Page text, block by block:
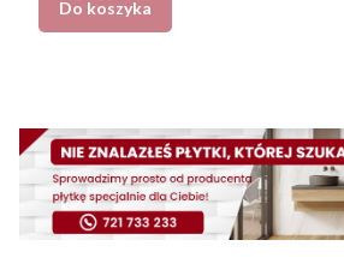
Do koszyka